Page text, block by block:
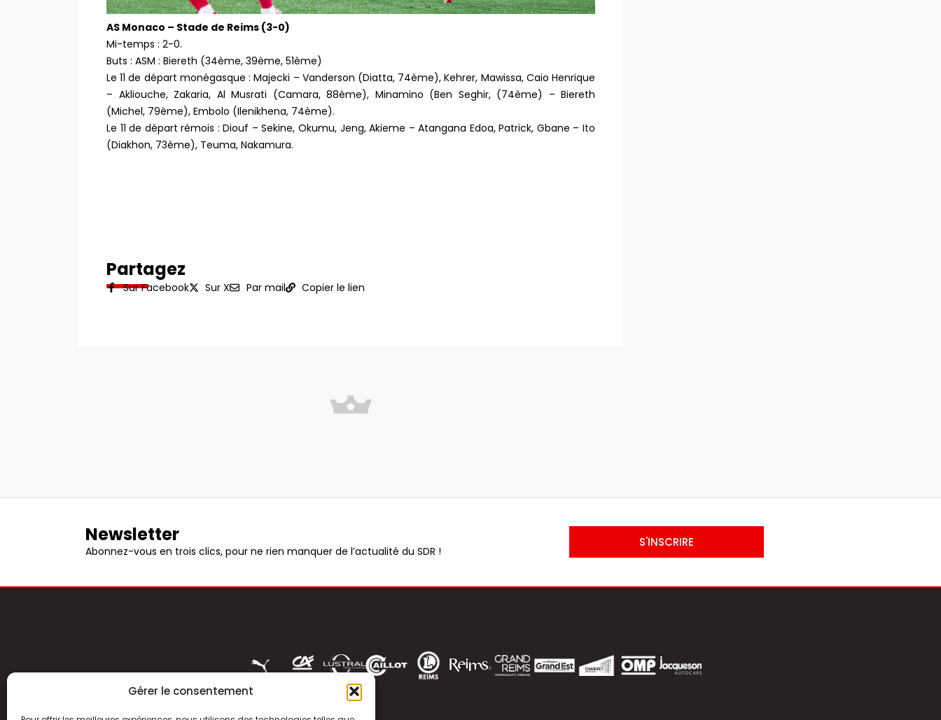
Gérer le consentement
AS Monaco – Stade de Reims (3-0)
Mi-temps : 2-0.
Buts : ASM : Biereth (34ème, 39ème, 51ème)
Le 11 de départ monégasque : Majecki – Vanderson (Diatta, 74ème), Kehrer, Mawissa, Caio Henrique
– Akliouche, Zakaria, Al Musrati (Camara, 88ème), Minamino (Ben Seghir, (74ème) – Biereth
(Michel, 79ème), Embolo (Ilenikhena, 74ème).
Le 11 de départ rémois : Diouf – Sekine, Okumu, Jeng, Akieme – Atangana Edoa, Patrick, Gbane – Ito
(Diakhon, 73ème), Teuma, Nakamura.
Partagez
Sur Facebook Sur X Par mail Copier le lien
Newsletter
Abonnez-vous en trois clics, pour ne rien manquer de l’actualité du SDR !
S'INSCRIRE